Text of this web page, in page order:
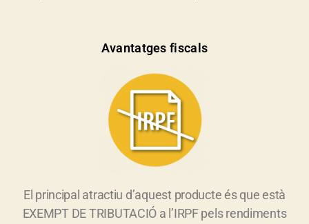
Avantatges fiscals
El principal atractiu d’aquest producte és que està
EXEMPT DE TRIBUTACIÓ a l’IRPF pels rendiments